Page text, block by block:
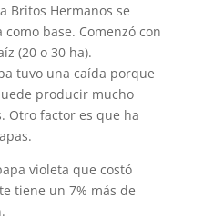
Britos Hermanos se
base. Comenzó con
(20 o 30 ha).
tuvo una caída porque
producir mucho
Otro factor es que ha
violeta que costó
tiene un 7% más de